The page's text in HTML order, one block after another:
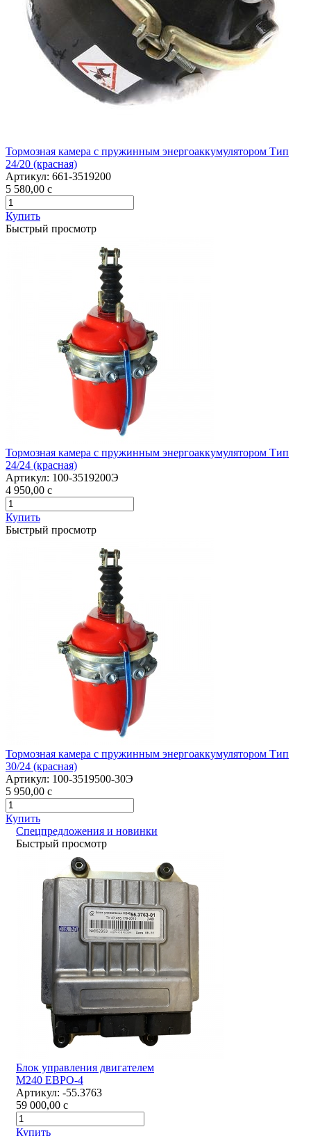
Тормозная камера с пружинным энергоаккумулятором Тип
24/20 (красная)
Артикул: 661-3519200
5 580,00 c
Купить
Быстрый просмотр
Тормозная камера с пружинным энергоаккумулятором Тип
24/24 (красная)
Артикул: 100-3519200Э
4 950,00 c
Купить
Быстрый просмотр
Тормозная камера с пружинным энергоаккумулятором Тип
30/24 (красная)
Артикул: 100-3519500-30Э
5 950,00 c
Купить
Спецпредложения и новинки
Быстрый просмотр
Блок управления двигателем
М240 ЕВРО-4
Артикул: -55.3763
59 000,00 c
Купить